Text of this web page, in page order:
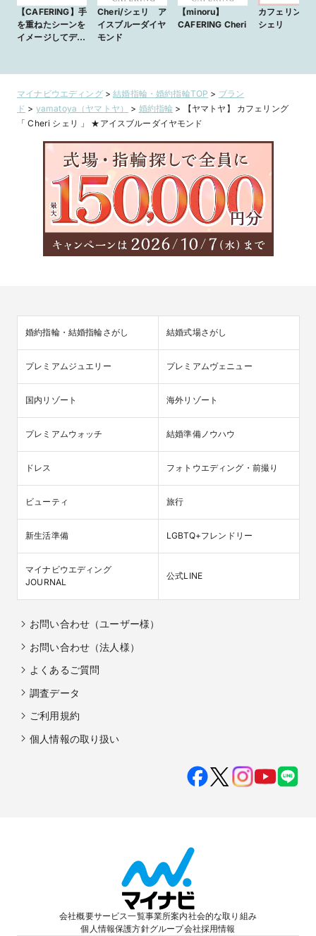
【CAFERING】手
を重ねたシーンを
イメージしてデザ
Cheri/シェリ ア
イスブルーダイヤ
モンド
【minoru】
CAFERING Cheri
カフェリン
シェリ
マイナビウエディング>結婚指輪・婚約指輪TOP > ブラン
ド > yamatoya（ヤマトヤ） > 婚約指輪 >
【ヤマトヤ】 カフェリング
「 Cheri シェリ 」 ★アイスブルーダイヤモンド
婚約指輪・結婚指輪さがし 結婚式場さがし
プレミアムジュエリー プレミアムヴェニュー
国内リゾート 海外リゾート
プレミアムウォッチ 結婚準備ノウハウ
ドレス フォトウエディング・前撮り
ビューティ 旅行
新生活準備 LGBTQ+フレンドリー
マイナビウエディング
JOURNAL
公式LINE
お問い合わせ（ユーザー様）
お問い合わせ（法人様）
よくあるご質問
調査データ
ご利用規約
個人情報の取り扱い
会社概要サービス一覧事業所案内社会的な取り組み
個人情報保護方針グループ会社採用情報